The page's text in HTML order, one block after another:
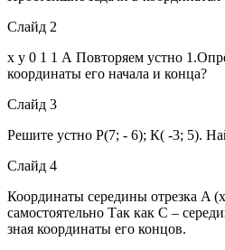
Слайд 2
х у 0 1 1 А Повторяем устно
координаты его начала и конца?
Слайд 3
Решите устно Р(7; - 6); К( -3; 5).
Слайд 4
Координаты середины отрезка A
самостоятельно Так как С –
зная координаты его концов.